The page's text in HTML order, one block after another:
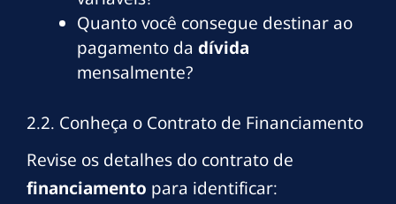
Quanto você consegue destinar ao
pagamento da dívida
mensalmente?
2.2. Conheça o Contrato de Financiamento
Revise os detalhes do contrato de
financiamento para identificar: